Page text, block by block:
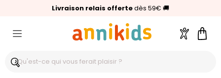
Livraison relais offertedès 59€ 🚚
🥇Palmarès Capital 2025 :Annikids N°1
⭐⭐⭐⭐⭐4,6/5(24 000 avis clients)
Compte